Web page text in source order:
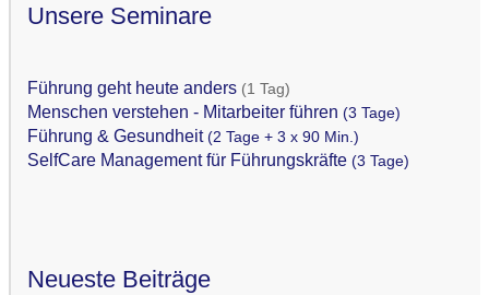
Unsere Seminare
Führung geht heute anders(1 Tag)
Menschen verstehen - Mitarbeiter führen (3 Tage)
Führung & Gesundheit(2 Tage + 3 x 90 Min.)
SelfCare Management für Führungskräfte(3 Tage)
Neueste Beiträge